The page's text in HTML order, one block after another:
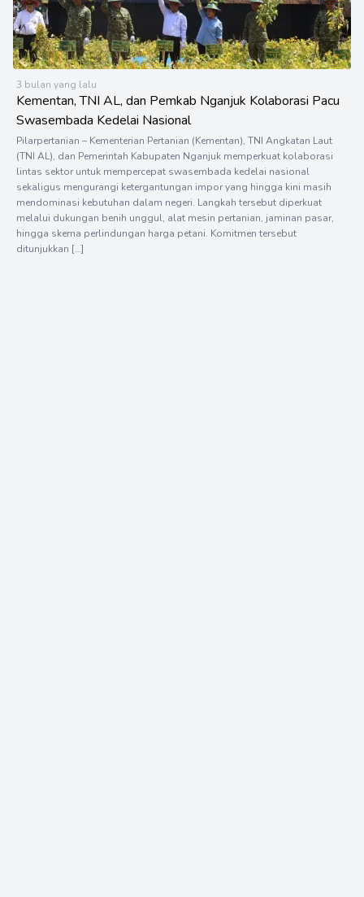
3 bulan yang lalu
Kementan, TNI AL, dan Pemkab Nganjuk Kolaborasi Pacu
Swasembada Kedelai Nasional
Pilarpertanian – Kementerian Pertanian (Kementan), TNI Angkatan Laut
(TNI AL), dan Pemerintah Kabupaten Nganjuk memperkuat kolaborasi
lintas sektor untuk mempercepat swasembada kedelai nasional
sekaligus mengurangi ketergantungan impor yang hingga kini masih
mendominasi kebutuhan dalam negeri. Langkah tersebut diperkuat
melalui dukungan benih unggul, alat mesin pertanian, jaminan pasar,
hingga skema perlindungan harga petani. Komitmen tersebut
ditunjukkan […]